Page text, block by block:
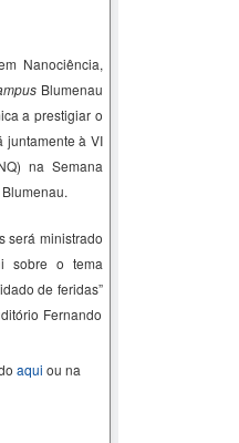
Nanociência,
Blumenau
a prestigiar o
juntamente à VI
na Semana
será ministrado
sobre o tema
de feridas”
Fernando
aqui ou na